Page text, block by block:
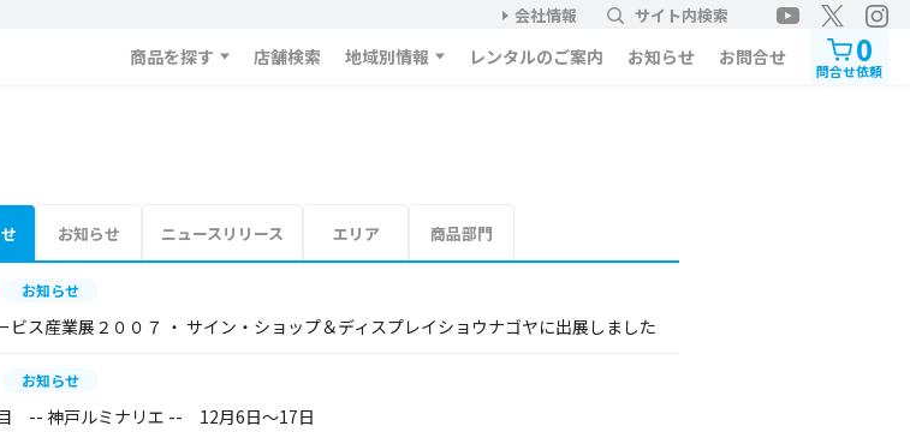
会社情報 サイト内検索
商品を探す 店舗検索 地域別情報 レンタルのご案内 お知らせ お問合せ 0
問合せ依頼
お知らせ ニュースリリース エリア 商品部門
お知らせ
ビス産業展２００７ ・ サイン・ショップ＆ディスプレイショウナゴヤに出展しました
お知らせ
-- 神戸ルミナリエ -- 12月6日～17日